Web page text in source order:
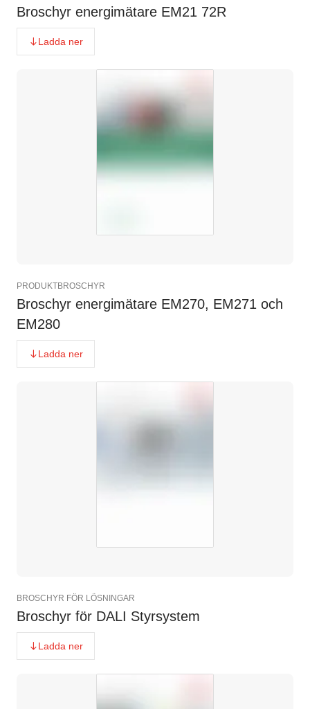
Broschyr energimätare EM21 72R
Ladda ner
PRODUKTBROSCHYR
Broschyr energimätare EM270, EM271 och
EM280
Ladda ner
BROSCHYR FÖR LÖSNINGAR
Broschyr för DALI Styrsystem
Ladda ner